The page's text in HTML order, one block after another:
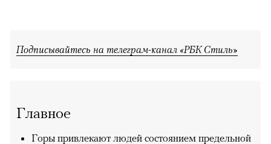
Подписывайтесь на телеграм-канал «РБК Стиль»
Главное
Горы привлекают людей состоянием предельной